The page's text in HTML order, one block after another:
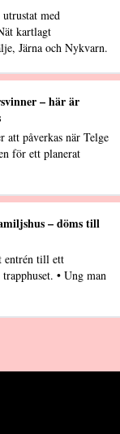
med
kartlagt
Järna och Nykvarn.
– här är
att påverkas när Telge
för ett planerat
– döms till
entrén till ett
• Ung man